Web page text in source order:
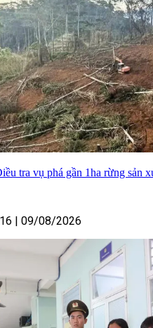
tra vụ phá gần 1ha rừng sản
09/08/2026